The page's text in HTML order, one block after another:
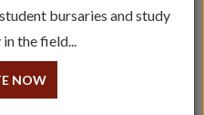
bursaries and study
the field...
NOW